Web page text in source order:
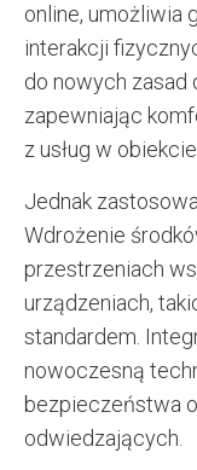
online, umożliwia
interakcji
do nowych zasad
zapewniając
z usług w obiekcie.
Jednak
Wdrożenie
przestrzeniach
urządzeniach,
standardem.
nowoczesną
bezpieczeństwa
odwiedzających.